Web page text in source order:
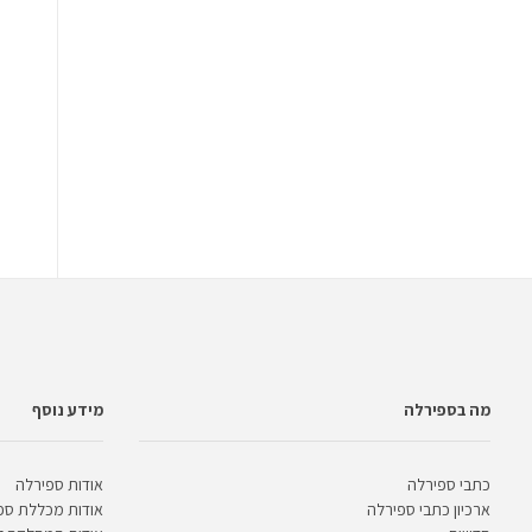
מידע נוסף
אודות ספירלה
אודות מכללת
מה בספירלה
כתבי ספירלה
ארכיון כתבי ספירלה